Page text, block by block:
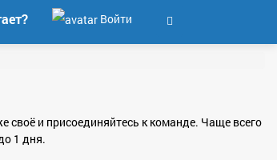
Войти
своё и присоединяйтесь к команде. Чаще всего
1 дня.